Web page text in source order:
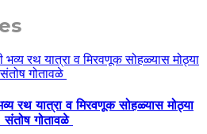
रथ यात्रा व मिरवणूक सोहळ्यास मोठ्या
गोतावळे